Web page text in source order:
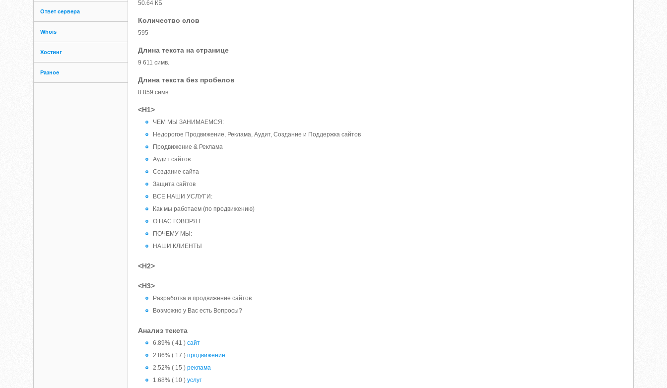
Ответ сервера
Whois
Хостинг
Разное
50.64 КБ
Количество слов
595
Длина текста на странице
9 611 симв.
Длина текста без пробелов
8 859 симв.
<H1>
ЧЕМ МЫ ЗАНИМАЕМСЯ:
Недорогое Продвижение, Реклама, Аудит, Создание и Поддержка сайтов
Продвижение & Реклама
Аудит сайтов
Создание сайта
Защита сайтов
ВСЕ НАШИ УСЛУГИ:
Как мы работаем (по продвижению)
О НАС ГОВОРЯТ
ПОЧЕМУ МЫ:
НАШИ КЛИЕНТЫ
<H2>
<H3>
Разработка и продвижение сайтов
Возможно у Вас есть Вопросы?
Анализ текста
6.89% ( 41 )сайт
2.86% ( 17 )продвижение
2.52% ( 15 )реклама
1.68% ( 10 )услуг